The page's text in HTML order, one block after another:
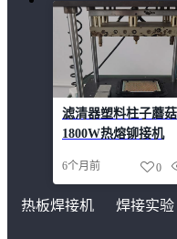
滤清器塑料柱子蘑
1800W热熔铆接机
6个月前 0
热板焊接机 焊接实验